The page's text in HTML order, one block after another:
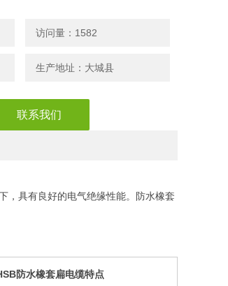
访问量：1582
生产地址：大城县
联系我们
，具有良好的电气绝缘性能。防水橡套
防水橡套扁电缆特点